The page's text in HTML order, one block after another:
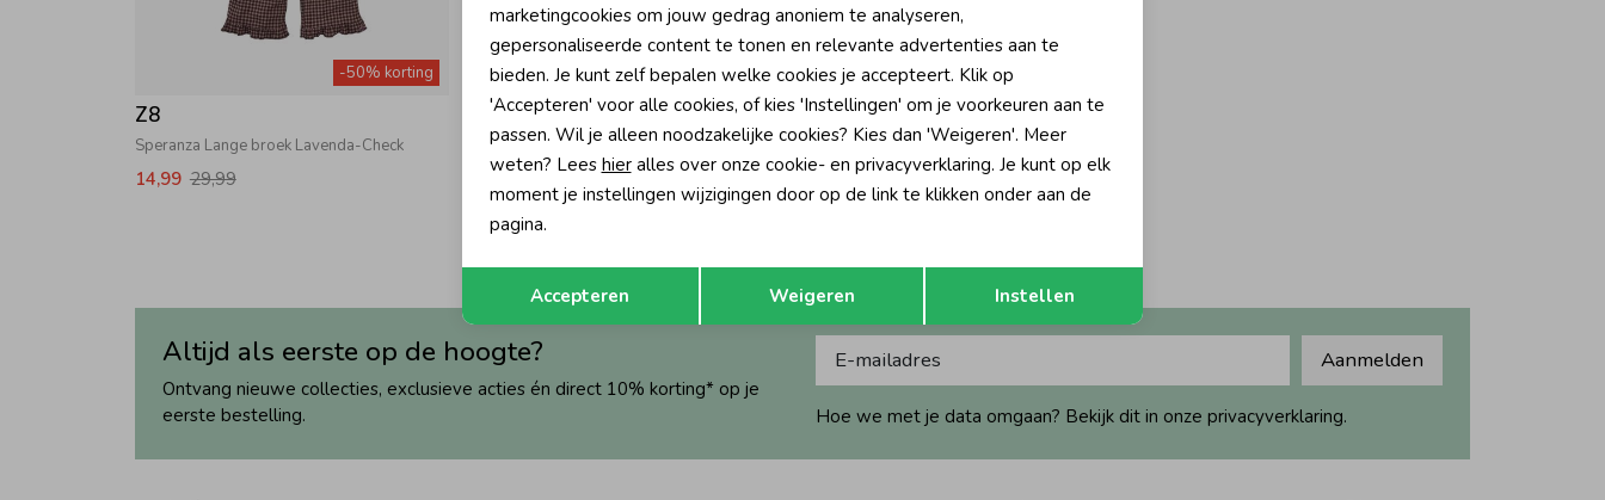
-50% korting
Z8
Speranza Lange broek Lavenda-Check
14,99 29,99
Altijd als eerste op de hoogte?
Ontvang nieuwe collecties, exclusieve acties én direct 10% korting* op je
eerste bestelling.
Aanmelden
Hoe we met je data omgaan? Bekijk dit in onze privacyverklaring.
Terug Opslaan
marketingcookies om jouw gedrag anoniem te analyseren,
gepersonaliseerde content te tonen en relevante advertenties aan te
bieden. Je kunt zelf bepalen welke cookies je accepteert. Klik op
'Accepteren' voor alle cookies, of kies 'Instellingen' om je voorkeuren aan te
passen. Wil je alleen noodzakelijke cookies? Kies dan 'Weigeren'. Meer
weten? Lees hieralles over onze cookie- en privacyverklaring. Je kunt op elk
moment je instellingen wijzigingen door op de link te klikken onder aan de
pagina.
Accepteren Weigeren Instellen